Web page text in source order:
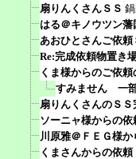
扇りんくさんＳＳ
はる＠キノウツン
あおひとさんご依頼
Re:完成依頼物置き
くま様からのご依
すみません 一
扇りんくさんのＳＳ
ソーニャ様からの
川原雅＠ＦＥＧ様
くまさんからの依頼